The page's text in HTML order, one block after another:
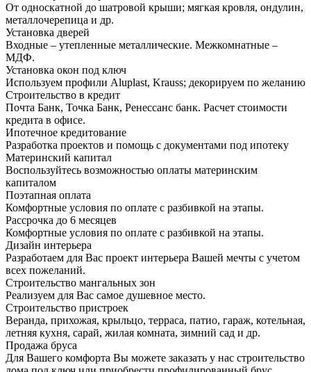
От односкатной до шатровой крыши; мягкая кровля, ондулин,
металлочерепица и др.
Установка дверей
Входные – утепленные металлические. Межкомнатные –
МДФ.
Установка окон под ключ
Используем профили Aluplast, Krauss; декорируем по желанию
Строительство в кредит
Почта Банк, Точка Банк, Ренессанс банк. Расчет стоимости
кредита в офисе.
Ипотечное кредитование
Разработка проектов и помощь с документами под ипотеку
Материнский капитал
Воспользуйтесь возможностью оплаты материнским
капиталом
Поэтапная оплата
Комфортные условия по оплате с разбивкой на этапы.
Рассрочка до 6 месяцев
Комфортные условия по оплате с разбивкой на этапы.
Дизайн интерьера
Разработаем для Вас проект интерьера Вашей мечты с учетом
всех пожеланий.
Строительство мангальных зон
Реализуем для Вас самое душевное место.
Строительство пристроек
Веранда, прихожая, крыльцо, терраса, патио, гараж, котельная,
летняя кухня, сарай, жилая комната, зимний сад и др.
Продажа бруса
Для Вашего комфорта Вы можете заказать у нас строительство